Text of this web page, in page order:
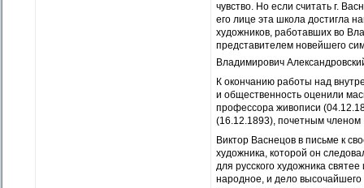
чувство. Но если считать г.
его лице эта школа достигла
художников, работавших во
представителем новейшего
Владимирович
К окончанию работы над
и общественность оценили
профессора живописи
(16.12.1893), почетным членом
Виктор Васнецов в письме к
художника, которой он
для русского художника
народное, и дело